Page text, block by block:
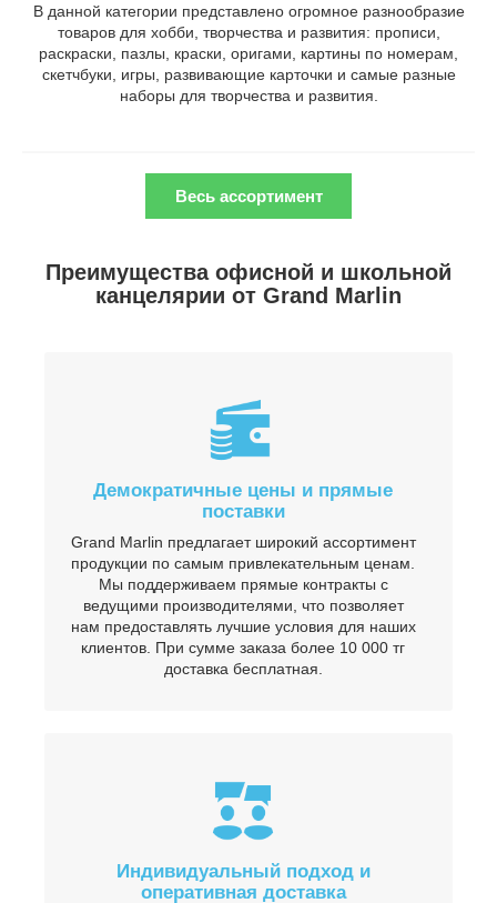
В данной категории представлено огромное разнообразие
товаров для хобби, творчества и развития: прописи,
раскраски, пазлы, краски, оригами, картины по номерам,
скетчбуки, игры, развивающие карточки и самые разные
наборы для творчества и развития.
Весь ассортимент
Преимущества офисной и школьной
канцелярии от Grand Marlin
Демократичные цены и прямые
поставки
Grand Marlin предлагает широкий ассортимент
продукции по самым привлекательным ценам.
Мы поддерживаем прямые контракты с
ведущими производителями, что позволяет
нам предоставлять лучшие условия для наших
клиентов. При сумме заказа более 10 000 тг
доставка бесплатная.
Индивидуальный подход и
оперативная доставка